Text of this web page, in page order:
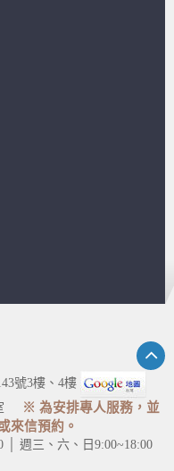
號3樓、4樓
※ 為安排專人服務，並
來信預約。
│ 週三、六、日9:00~18:00